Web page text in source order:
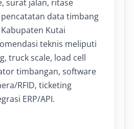
surat jalan, ritase
data timbang
Kutai
teknis meliputi
truck scale, load cell
timbangan, software
RFID, ticketing
ERP/API.